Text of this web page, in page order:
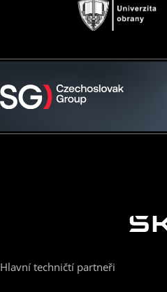
Hlavní techničtí partneři